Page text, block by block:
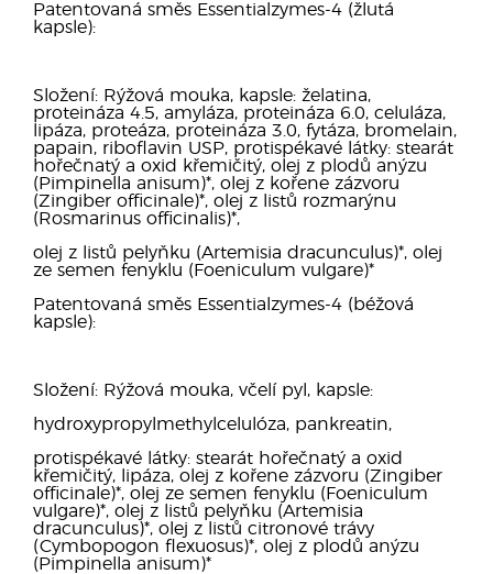
Patentovaná směs Essentialzymes-4 (žlutá
kapsle):
Složení: Rýžová mouka, kapsle: želatina,
proteináza 4.5, amyláza, proteináza 6.0, celuláza,
lipáza, proteáza, proteináza 3.0, fytáza, bromelain,
papain, riboflavin USP, protispékavé látky: stearát
hořečnatý a oxid křemičitý, olej z plodů anýzu
(Pimpinella anisum)*, olej z kořene zázvoru
(Zingiber ofﬁcinale)*, olej z listů rozmarýnu
(Rosmarinus ofﬁcinalis)*,
olej z listů pelyňku (Artemisia dracunculus)*, olej
ze semen fenyklu (Foeniculum vulgare)*
Patentovaná směs Essentialzymes-4 (béžová
kapsle):
Složení: Rýžová mouka, včelí pyl, kapsle:
hydroxypropylmethylcelulóza, pankreatin,
protispékavé látky: stearát hořečnatý a oxid
křemičitý, lipáza, olej z kořene zázvoru (Zingiber
officinale)*, olej ze semen fenyklu (Foeniculum
vulgare)*, olej z listů pelyňku (Artemisia
dracunculus)*, olej z listů citronové trávy
(Cymbopogon flexuosus)*, olej z plodů anýzu
(Pimpinella anisum)*